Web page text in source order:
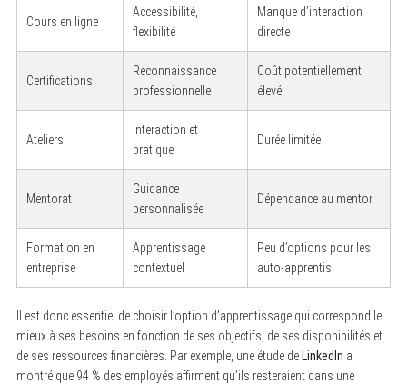
Cours en ligne
Accessibilité,
flexibilité
Manque d’interaction
directe
Certifications
Reconnaissance
professionnelle
Coût potentiellement
élevé
Ateliers
Interaction et
pratique
Durée limitée
Mentorat
Guidance
personnalisée
Dépendance au mentor
Formation en
entreprise
Apprentissage
contextuel
Peu d’options pour les
auto-apprentis
Il est donc essentiel de choisir l’option d’apprentissage qui correspond le
mieux à ses besoins en fonction de ses objectifs, de ses disponibilités et
de ses ressources financières. Par exemple, une étude deLinkedIn a
montré que 94 % des employés affirment qu’ils resteraient dans une